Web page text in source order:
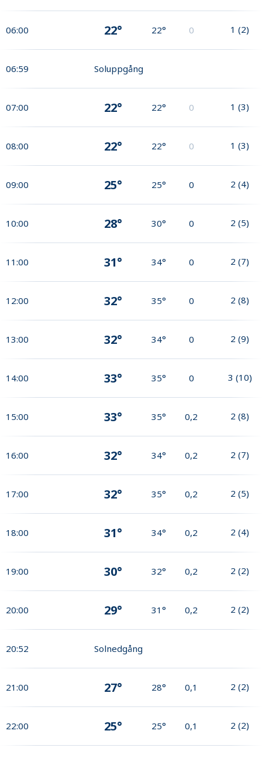
06:00 22° 22° 0 1 (2)
06:59 Soluppgång
07:00 22° 22° 0 1 (3)
08:00 22° 22° 0 1 (3)
09:00 25° 25° 0 2 (4)
10:00 28° 30° 0 2 (5)
11:00 31° 34° 0 2 (7)
12:00 32° 35° 0 2 (8)
13:00 32° 34° 0 2 (9)
14:00 33° 35° 0 3 (10)
15:00 33° 35° 0,2 2 (8)
16:00 32° 34° 0,2 2 (7)
17:00 32° 35° 0,2 2 (5)
18:00 31° 34° 0,2 2 (4)
19:00 30° 32° 0,2 2 (2)
20:00 29° 31° 0,2 2 (2)
20:52 Solnedgång
21:00 27° 28° 0,1 2 (2)
22:00 25° 25° 0,1 2 (2)